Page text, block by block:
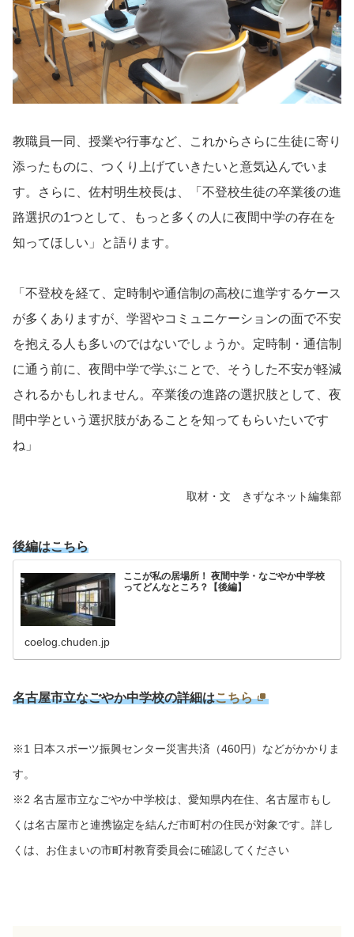
教職員一同、授業や行事など、これからさらに生徒に寄り
添ったものに、つくり上げていきたいと意気込んでいま
す。さらに、佐村明生校長は、「不登校生徒の卒業後の進
路選択の1つとして、もっと多くの人に夜間中学の存在を
知ってほしい」と語ります。
「不登校を経て、定時制や通信制の高校に進学するケース
が多くありますが、学習やコミュニケーションの面で不安
を抱える人も多いのではないでしょうか。定時制・通信制
に通う前に、夜間中学で学ぶことで、そうした不安が軽減
されるかもしれません。卒業後の進路の選択肢として、夜
間中学という選択肢があることを知ってもらいたいです
ね」
取材・文 きずなネット編集部
後編はこちら
ここが私の居場所！ 夜間中学・なごやか中学校
ってどんなところ？【後編】
coelog.chuden.jp
名古屋市立なごやか中学校の詳細はこちら
※1 日本スポーツ振興センター災害共済（460円）などがかかりま
す。
※2 名古屋市立なごやか中学校は、愛知県内在住、名古屋市もし
くは名古屋市と連携協定を結んだ市町村の住民が対象です。詳し
くは、お住まいの市町村教育委員会に確認してください